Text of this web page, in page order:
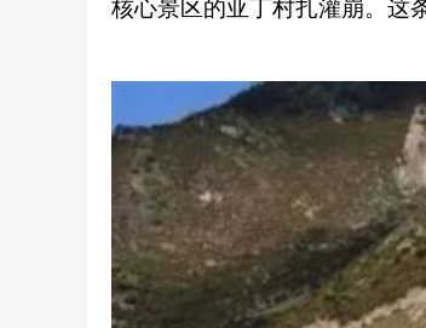
核心景区的亚丁村扎灌崩。这